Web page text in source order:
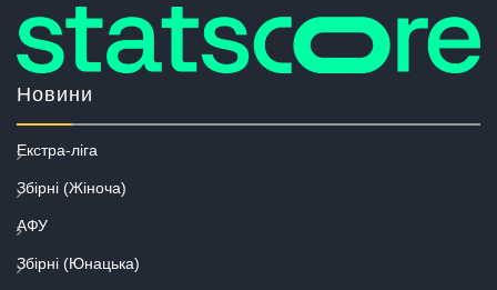
Новини
Екстра-ліга
Збірні (Жіноча)
АФУ
Збірні (Юнацька)